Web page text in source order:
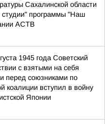
Сахалинской области
студии" программы "Наш
АСТВ
1945 года Советский
с взятыми на себя
перед союзниками по
коалиции вступил в войну
Японии